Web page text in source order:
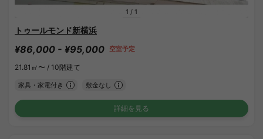
1 / 1
トゥールモンド新横浜
¥86,000 - ¥95,000 空室予定
21.81㎡〜 / 10階建て
家具・家電付き 敷金なし
詳細を見る